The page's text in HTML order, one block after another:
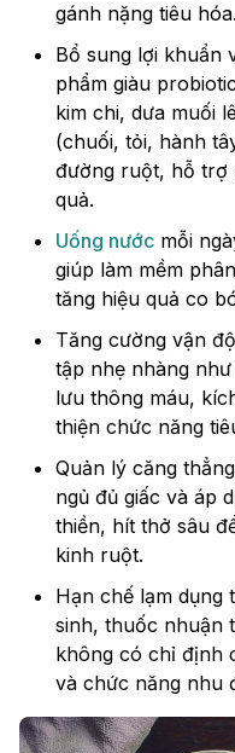
gánh nặng tiêu hóa.
Bổ sung lợi khuẩn
phẩm giàu
kim chi, dưa muối
(chuối, tỏi, hành
đường ruột, hỗ trợ
quả.
Uống nước mỗi
giúp làm mềm
tăng hiệu quả co
Tăng cường vận
tập nhẹ nhàng
lưu thông máu,
thiện chức năng
Quản lý căng
ngủ đủ giấc và áp
thiền, hít thở sâu
kinh ruột.
Hạn chế lạm dụng
sinh, thuốc nhuận
không có chỉ định
và chức năng nhu